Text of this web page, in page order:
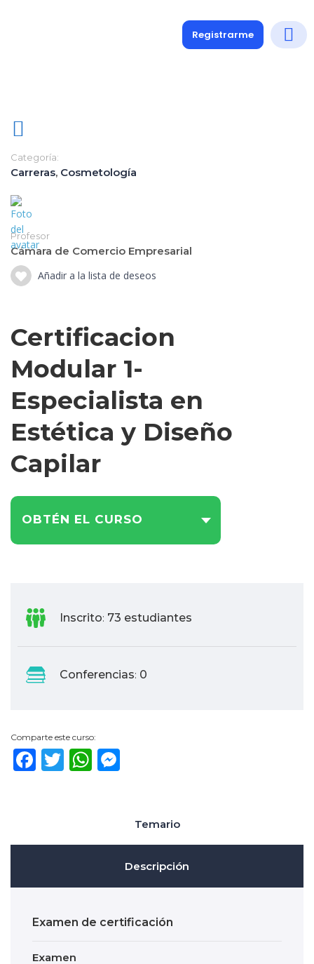
Registrarme
Categoría:
Carreras, Cosmetología
Profesor
Cámara de Comercio Empresarial
Añadir a la lista de deseos
Certificacion
Modular 1-
Especialista en
Estética y Diseño
Capilar
OBTÉN EL CURSO
Inscrito: 73 estudiantes
Conferencias: 0
Comparte este curso:
Facebook
TwitterWhatsApp
Temario
Descripción
Examen de certificación
Examen